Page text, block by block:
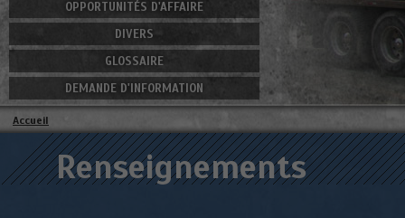
OPPORTUNITÉS D'AFFAIRE
DIVERS
GLOSSAIRE
DEMANDE D'INFORMATION
Accueil
Renseignements